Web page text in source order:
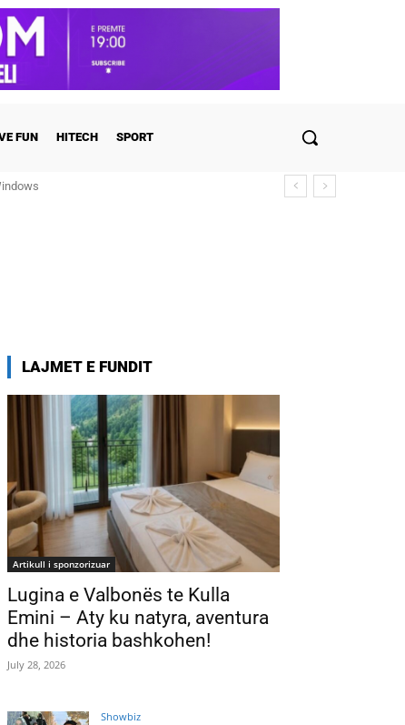
FUN HITECH SPORT
detajet
LAJMET E FUNDIT
Artikull i sponzorizuar
Lugina e Valbonës te Kulla
Emini – Aty ku natyra, aventura
dhe historia bashkohen!
July 28, 2026
Showbiz